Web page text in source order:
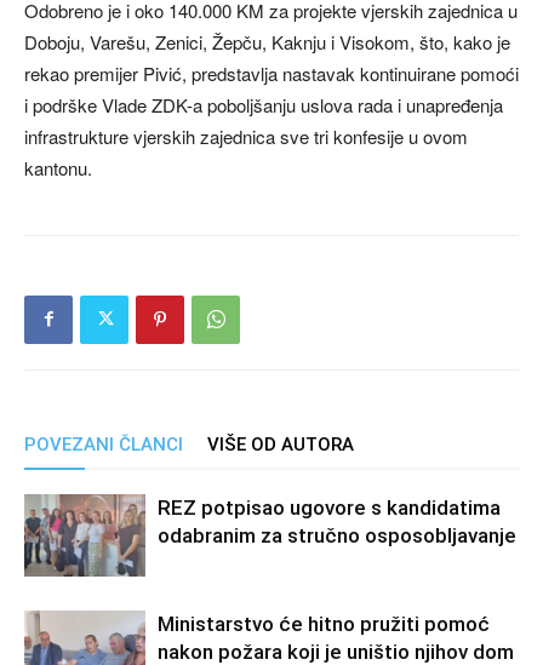
Odobreno je i oko 140.000 KM za projekte vjerskih zajednica u
Doboju, Varešu, Zenici, Žepču, Kaknju i Visokom, što, kako je
rekao premijer Pivić, predstavlja nastavak kontinuirane pomoći
i podrške Vlade ZDK-a poboljšanju uslova rada i unapređenja
infrastrukture vjerskih zajednica sve tri konfesije u ovom
kantonu.
POVEZANI ČLANCI VIŠE OD AUTORA
REZ potpisao ugovore s kandidatima
odabranim za stručno osposobljavanje
Ministarstvo će hitno pružiti pomoć
nakon požara koji je uništio njihov dom